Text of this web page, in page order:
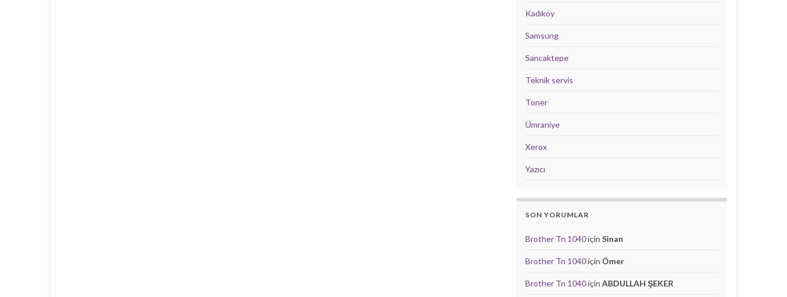
Kadıköy
Samsung
Sancaktepe
Teknik servis
Toner
Ümraniye
Xerox
Yazıcı
SON YORUMLAR
Brother Tn 1040için Sinan
Brother Tn 1040için Ömer
Brother Tn 1040için ABDULLAH ŞEKER